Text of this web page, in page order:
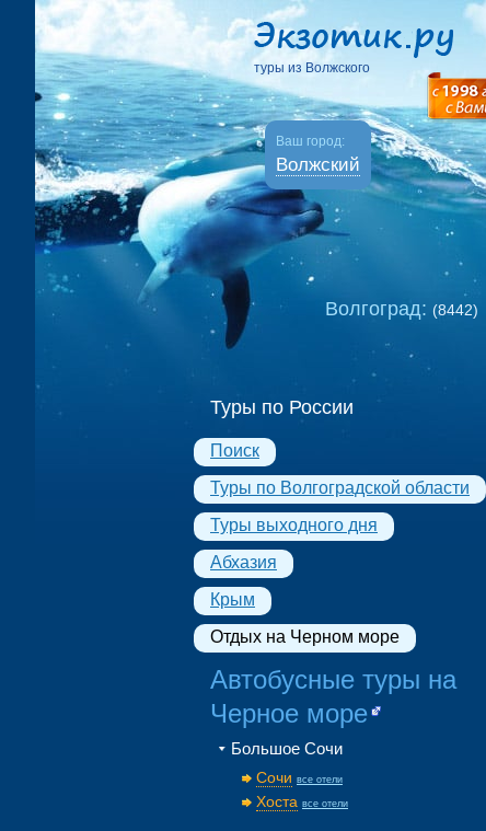
туры из Волжского
Ваш город:
Волжский
Волгоград: (8442)
Туры по России
Поиск
Туры по Волгоградской области
Туры выходного дня
Абхазия
Крым
Отдых на Черном море
Автобусные туры на
Черное море
Большое Сочи
Сочи все отели
Хоста все отели